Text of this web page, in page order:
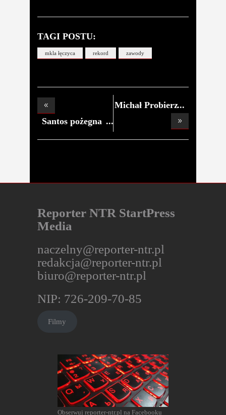
TAGI POSTU:
mkla łęczyca rekord zawody
Santos pożegna
Michał Probierz
Reporter NTR StartPress
Media
naczelny@reporter-ntr.pl
redakcja@reporter-ntr.pl
biuro@reporter-ntr.pl
NIP: 726-209-70-85
Filmy
Obserwuj reporter-ntr.pl na Facebooku